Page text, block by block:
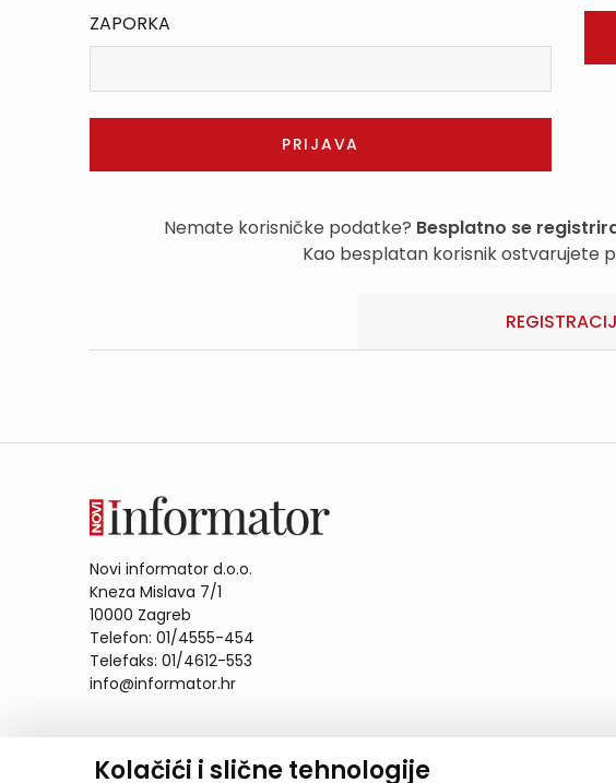
Kolačići i slične tehnologije
ZAPORKA
Nemate korisničke podatke? Besplatno se
Kao besplatan korisnik ostvarujete
Novi informator d.o.o.
Kneza Mislava 7/1
10000 Zagreb
Telefon: 01/4555-454
Telefaks: 01/4612-553
info@informator.hr